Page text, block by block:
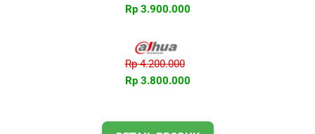
Rp 3.900.000
Rp 4.200.000
Rp 3.800.000